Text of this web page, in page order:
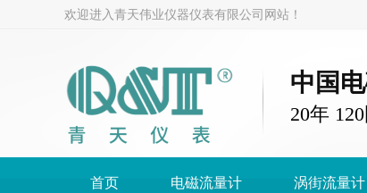
欢迎进入青天伟业仪器仪表有限公司网站！
中国
20年
首页 电磁流量计 涡街流量计